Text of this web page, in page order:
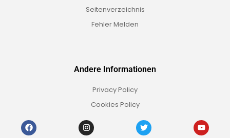
Seitenverzeichnis
Fehler Melden
Andere Informationen
Privacy Policy
Cookies Policy